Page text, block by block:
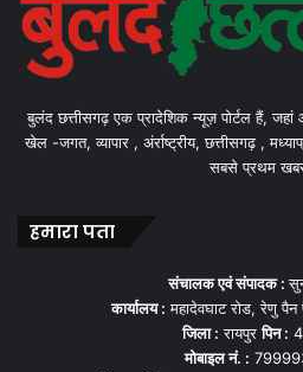
बुलंद छत्तीसगढ़ एक प्रादेशिक न्यूज़ पोर्टल हैं,
खेल -जगत, व्यापार , अंर्राष्ट्रीय, छत्तीसगढ़ ,
सबसे प्रथम
हमारा पता
संचालक एवं संपादक :
कार्यालय : महादेवघाट रोड, रेणु
जिला : रायपुरपिन :
मोबाइल नं. :